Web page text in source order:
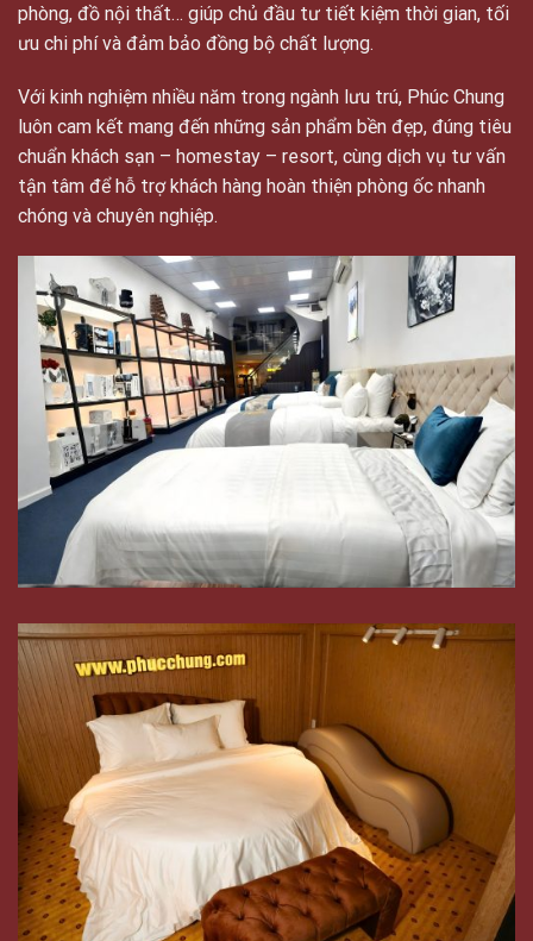
phòng, đồ nội thất… giúp chủ đầu tư tiết kiệm thời gian, tối
ưu chi phí và đảm bảo đồng bộ chất lượng.
Với kinh nghiệm nhiều năm trong ngành lưu trú, Phúc Chung
luôn cam kết mang đến những sản phẩm bền đẹp, đúng tiêu
chuẩn khách sạn – homestay – resort, cùng dịch vụ tư vấn
tận tâm để hỗ trợ khách hàng hoàn thiện phòng ốc nhanh
chóng và chuyên nghiệp.